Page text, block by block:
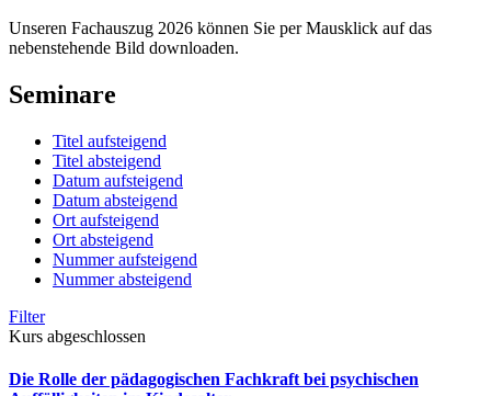
Unseren Fachauszug 2026 können Sie per Mausklick auf das
nebenstehende Bild downloaden.
Seminare
Titel aufsteigend
Titel absteigend
Datum aufsteigend
Datum absteigend
Ort aufsteigend
Ort absteigend
Nummer aufsteigend
Nummer absteigend
Filter
Kurs abgeschlossen
Die Rolle der pädagogischen Fachkraft bei psychischen